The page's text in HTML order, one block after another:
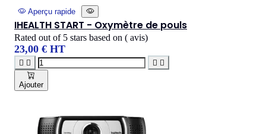
Aperçu rapide
IHEALTH START - Oxymètre de pouls
Rated out of 5 stars based on ( avis)
23,00 € HT
   
Ajouter